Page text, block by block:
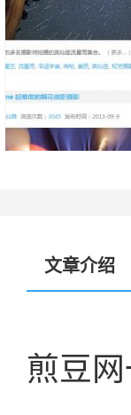
文章介绍
煎豆